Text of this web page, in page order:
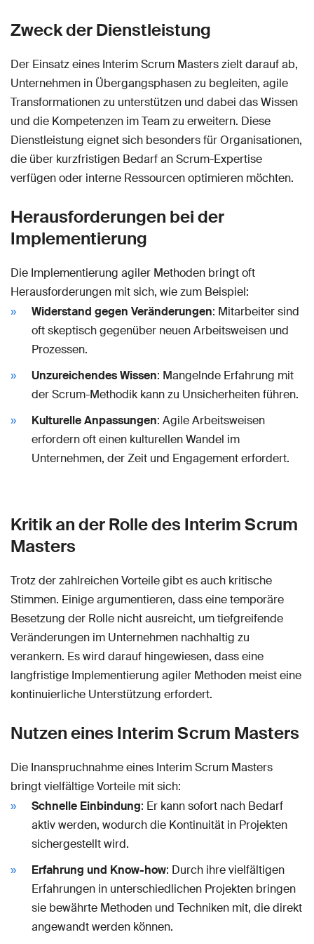
Zweck der Dienstleistung
Der Einsatz eines Interim Scrum Masters zielt darauf ab,
Unternehmen in Übergangsphasen zu begleiten, agile
Transformationen zu unterstützen und dabei das Wissen
und die Kompetenzen im Team zu erweitern. Diese
Dienstleistung eignet sich besonders für Organisationen,
die über kurzfristigen Bedarf an Scrum-Expertise
verfügen oder interne Ressourcen optimieren möchten.
Herausforderungen bei der
Implementierung
Die Implementierung agiler Methoden bringt oft
Herausforderungen mit sich, wie zum Beispiel:
Widerstand gegen Veränderungen: Mitarbeiter sind
oft skeptisch gegenüber neuen Arbeitsweisen und
Prozessen.
Unzureichendes Wissen: Mangelnde Erfahrung mit
der Scrum-Methodik kann zu Unsicherheiten führen.
Kulturelle Anpassungen: Agile Arbeitsweisen
erfordern oft einen kulturellen Wandel im
Unternehmen, der Zeit und Engagement erfordert.
Kritik an der Rolle des Interim Scrum
Masters
Trotz der zahlreichen Vorteile gibt es auch kritische
Stimmen. Einige argumentieren, dass eine temporäre
Besetzung der Rolle nicht ausreicht, um tiefgreifende
Veränderungen im Unternehmen nachhaltig zu
verankern. Es wird darauf hingewiesen, dass eine
langfristige Implementierung agiler Methoden meist eine
kontinuierliche Unterstützung erfordert.
Nutzen eines Interim Scrum Masters
Die Inanspruchnahme eines Interim Scrum Masters
bringt vielfältige Vorteile mit sich:
Schnelle Einbindung: Er kann sofort nach Bedarf
aktiv werden, wodurch die Kontinuität in Projekten
sichergestellt wird.
Erfahrung und Know-how: Durch ihre vielfältigen
Erfahrungen in unterschiedlichen Projekten bringen
sie bewährte Methoden und Techniken mit, die direkt
angewandt werden können.